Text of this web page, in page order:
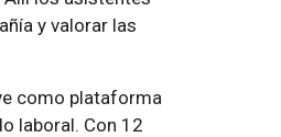
y valorar las
como plataforma
laboral. Con 12